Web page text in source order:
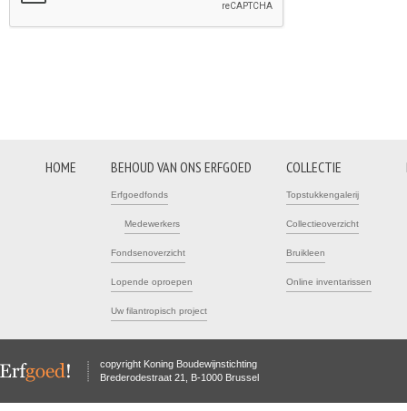
HOME BEHOUD VAN ONS ERFGOED
Erfgoedfonds
Medewerkers
Fondsenoverzicht
Lopende oproepen
Uw filantropisch project
COLLECTIE
Topstukkengalerij
Collectieoverzicht
Bruikleen
Online inventarissen
copyright Koning Boudewijnstichting
Brederodestraat 21, B-1000 Brussel